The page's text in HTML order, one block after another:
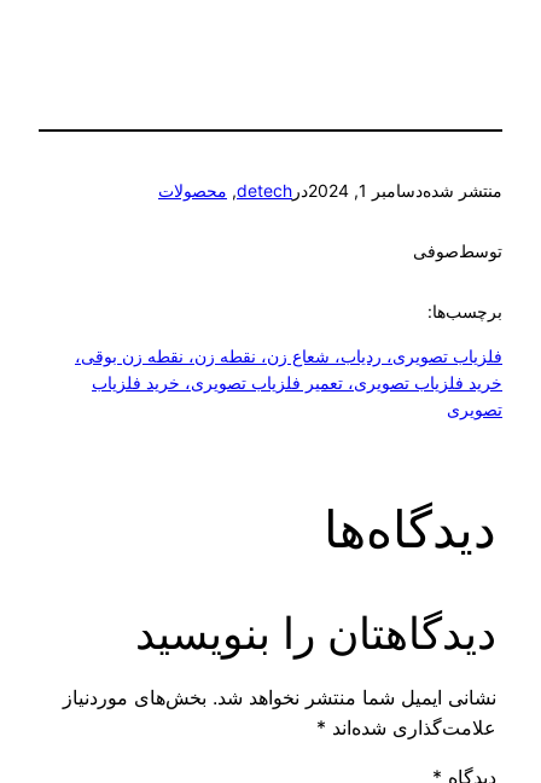
دسامبر 1, 2024 درdetech
, محصولات
تصویری، ردیاب، شعاع زن، نقطه زن، نقطه زن بوقی،
تصویری، تعمیر فلزیاب تصویری، خرید فلزیاب
را بنویسید
ایمیل شما منتشر نخواهد شد.
بخش‌های موردنیاز
شده‌اند *